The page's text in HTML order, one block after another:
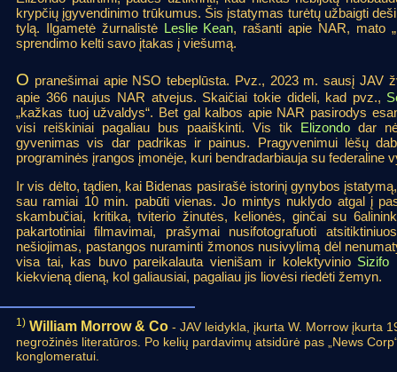
krypčių įgyvendinimo trūkumus. Šis įstatymas turėtų užbaigti
tylą. Ilgametė žurnalistė Leslie Kean, rašanti apie NAR, mato
sprendimo kelti savo įtakas į viešumą.
O pranešimai apie NSO tebeplūsta. Pvz., 2023 m. sausį JAV
apie 366 naujus NAR atvejus. Skaičiai tokie dideli, kad pvz.,
„kažkas tuoj užvaldys“. Bet gal kalbos apie NAR pasirodys
visi reiškiniai pagaliau bus paaiškinti. Vis tik Elizondo dar
gyvenimas vis dar padrikas ir painus. Pragyvenimui lėšų
programinės įrangos įmonėje, kuri bendradarbiauja su federaline
Ir vis dėlto, tądien, kai Bidenas pasirašė istorinį gynybos
sau ramiai 10 min. pabūti vienas. Jo mintys nuklydo atgal į
skambučiai, kritika, tviterio žinutės, kelionės, ginčai su
pakartotiniai filmavimai, prašymai nusifotografuoti
nešiojimas, pastangos nuraminti žmonos nusivylimą dėl
visa tai, kas buvo pareikalauta vienišam ir kolektyvinio Sizifo
kiekvieną dieną, kol galiausiai, pagaliau jis liovėsi riedėti žemyn.
1) William Morrow & Co - JAV leidykla, įkurta W. Morrow įkurta
negrožinės literatūros. Po kelių pardavimų atsidūrė pas „News
konglomeratui.